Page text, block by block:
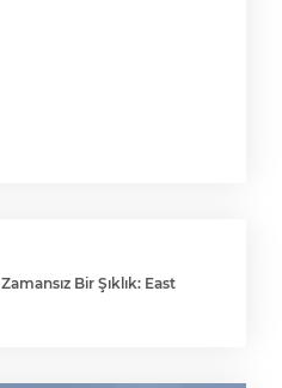
Zamansız Bir Şıklık: East